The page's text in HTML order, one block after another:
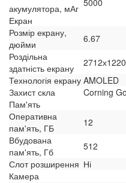
акумулятора, мАг
Екран
Розмір екрану,
дюйми
6.67
Роздільна
здатність екрану
2712х1220
Технологія екрану AMOLED
Захист скла
Corning
Пам'ять
Оперативна
пам'ять, ГБ
12
Вбудована
пам'ять, Гб
512
Слот розширення Ні
Камера